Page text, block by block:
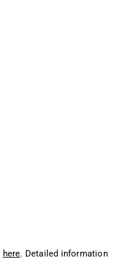
here. Detailed information